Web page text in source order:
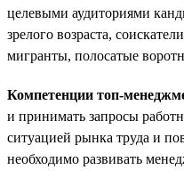
целевыми аудиториями
зрелого возраста,
мигранты, полосатые
Компетенции топ-
и принимать запросы
ситуацией рынка труда и
необходимо развивать